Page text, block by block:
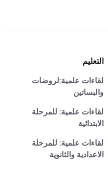
التعليم
لقاءات علمية:لروضات
والبساتين
لقاءات علمية: للمرحلة
الابتدائية
لقاءات علمية: للمرحلة
الاعدادية والثانوية